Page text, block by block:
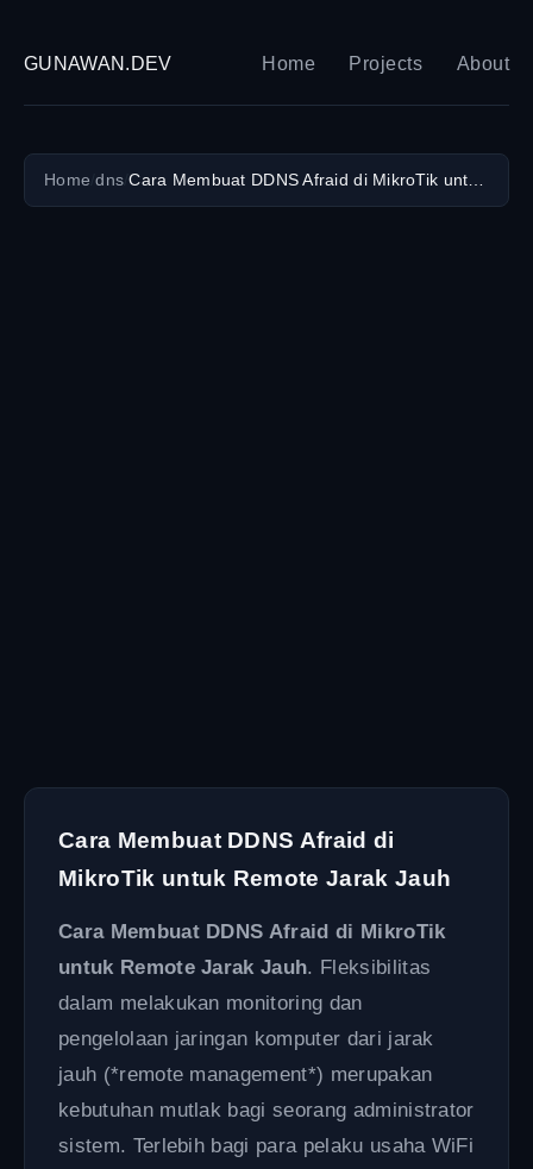
GUNAWAN.DEV Home Projects About
Home /dns / Cara Membuat DDNS Afraid di MikroTik untuk Remote Jarak Jauh
Cara Membuat DDNS Afraid di
MikroTik untuk Remote Jarak Jauh
Cara Membuat DDNS Afraid di MikroTik
untuk Remote Jarak Jauh. Fleksibilitas
dalam melakukan monitoring dan
pengelolaan jaringan komputer dari jarak
jauh (*remote management*) merupakan
kebutuhan mutlak bagi seorang administrator
sistem. Terlebih bagi para pelaku usaha WiFi